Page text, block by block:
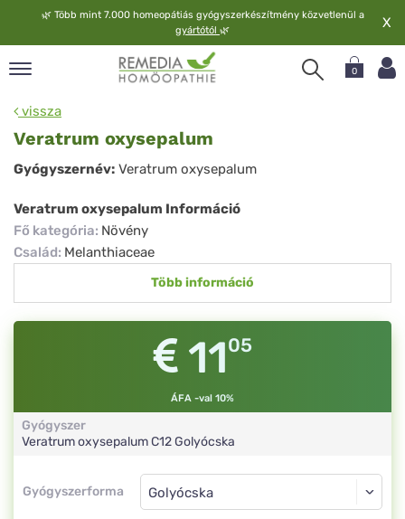
🌿 Több mint 7.000 homeopátiás gyógyszerkészítmény közvetlenül a
gyártótól 🌿 X
0
vissza
Veratrum oxysepalum
Veratrum
oxysepalum
Gyógyszernév: Veratrum oxysepalum
Veratrum oxysepalum Információ
Fő kategória: Növény
Család: Melanthiaceae
Több információ
1105
ÁFA -val 10%
Gyógyszer
Veratrum oxysepalumC12Golyócska
Gyógyszerforma
Gyógyszerforma